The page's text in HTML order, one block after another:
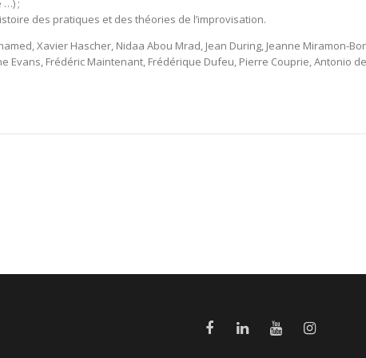
…) ;
des pratiques et des théories de l’improvisation.
Xavier Hascher, Nidaa Abou Mrad, Jean During, Jeanne Miramon-
Evans, Frédéric Maintenant, Frédérique Dufeu, Pierre Couprie, Antonio